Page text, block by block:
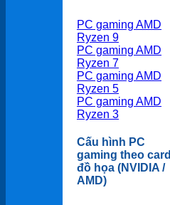
PC gaming AMD
Ryzen 9
PC gaming AMD
Ryzen 7
PC gaming AMD
Ryzen 5
PC gaming AMD
Ryzen 3
Cấu hình PC
gaming theo card
đồ họa (NVIDIA /
AMD)